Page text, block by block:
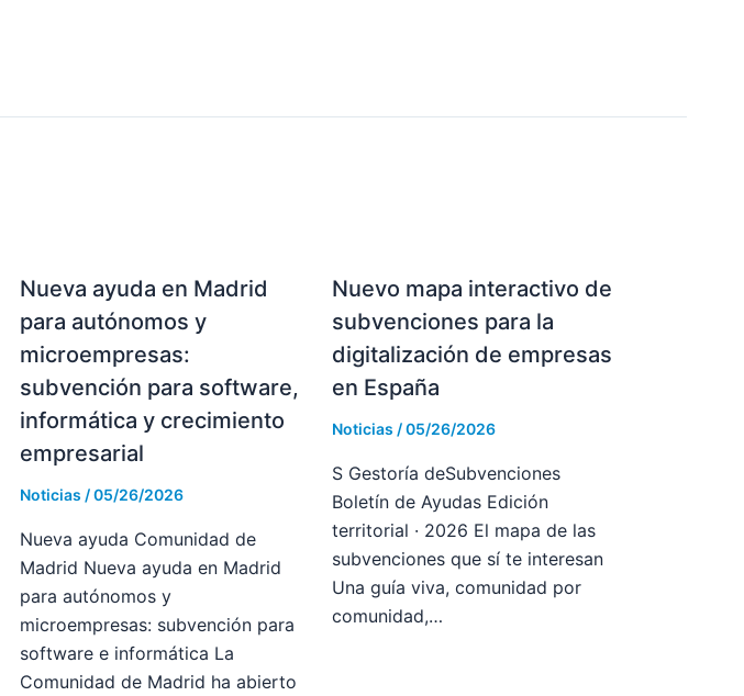
Nueva ayuda en Madrid
para autónomos y
microempresas:
subvención para software,
informática y crecimiento
empresarial
Noticias /05/26/2026
Nueva ayuda Comunidad de
Madrid Nueva ayuda en Madrid
para autónomos y
microempresas: subvención para
software e informática La
Comunidad de Madrid ha abierto
Nuevo mapa interactivo de
subvenciones para la
digitalización de empresas
en España
Noticias /05/26/2026
S Gestoría deSubvenciones
Boletín de Ayudas Edición
territorial · 2026 El mapa de las
subvenciones que sí te interesan
Una guía viva, comunidad por
comunidad,…